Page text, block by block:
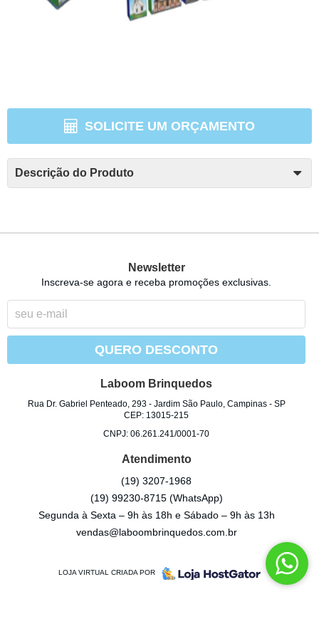
SOLICITE UM ORÇAMENTO
Descrição do Produto
Newsletter
Inscreva-se agora e receba promoções exclusivas.
QUERO DESCONTO
Laboom Brinquedos
Rua Dr. Gabriel Penteado, 293- Jardim São Paulo, Campinas- SP
CEP: 13015-215
CNPJ: 06.261.241/0001-70
Atendimento
(19) 3207-1968
(19) 99230-8715 (WhatsApp)
Segunda à Sexta – 9h às 18h e Sábado – 9h às 13h
vendas@laboombrinquedos.com.br
LOJA VIRTUAL CRIADA POR